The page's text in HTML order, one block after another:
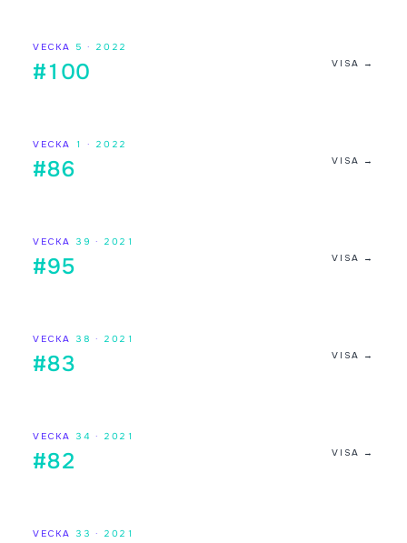
VECKA 5 · 2022
#100 VISA →
VECKA 1 · 2022
#86 VISA →
VECKA 39 · 2021
#95 VISA →
VECKA 38 · 2021
#83 VISA →
VECKA 34 · 2021
#82 VISA →
VECKA 33 · 2021